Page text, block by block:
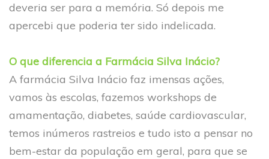
deveria ser para a memória. Só depois me
apercebi que poderia ter sido indelicada.
O que diferencia a Farmácia Silva Inácio?
A farmácia Silva Inácio faz imensas ações,
vamos às escolas, fazemos workshops de
amamentação, diabetes, saúde cardiovascular,
temos inúmeros rastreios e tudo isto a pensar no
bem-estar da população em geral, para que se